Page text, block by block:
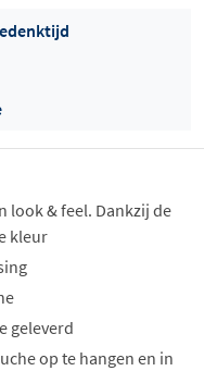
look & feel. Dankzij de
kleur
geleverd
op te hangen en in